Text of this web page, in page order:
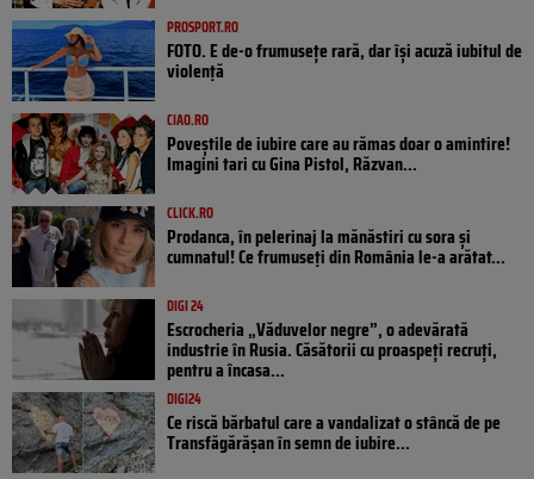
PROSPORT.RO
FOTO. E de-o frumusețe rară, dar își acuză iubitul de
violență
CIAO.RO
Poveştile de iubire care au rămas doar o amintire!
Imagini tari cu Gina Pistol, Răzvan...
CLICK.RO
Prodanca, în pelerinaj la mănăstiri cu sora și
cumnatul! Ce frumuseți din România le-a arătat...
DIGI 24
Escrocheria „Văduvelor negre”, o adevărată
industrie în Rusia. Căsătorii cu proaspeți recruți,
pentru a încasa...
DIGI24
Ce riscă bărbatul care a vandalizat o stâncă de pe
Transfăgărășan în semn de iubire...